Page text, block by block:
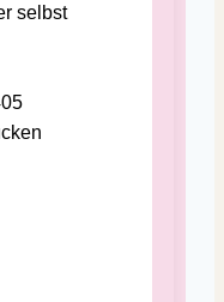
selbst